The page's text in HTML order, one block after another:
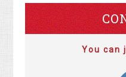
You can